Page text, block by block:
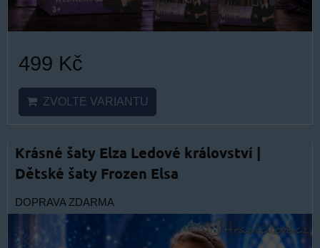
499 Kč
ZVOLTE VARIANTU
Krásné šaty Elza Ledové království |
Dětské šaty Frozen Elsa
DOPRAVA ZDARMA